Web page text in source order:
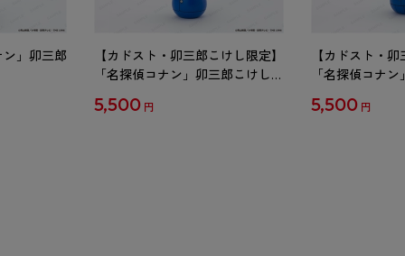
」卯三郎
【カドスト・卯三郎こけし限定】
「名探偵コナン」卯三郎こけし
5,500 円
【カドスト・
「名探偵コナ
5,500 円